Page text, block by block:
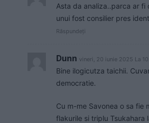
Asta da analiza..parca ar fi
unui fost consilier pres
Răspundeți
Dunn vineri, 20 iunie 2025 La
Bine ilogicutza taichii.
democratie.
Cu m-me Savonea o sa fie
flakurile si triplu Tsukahara